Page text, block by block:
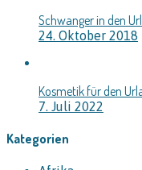
Schwanger in den
24. Oktober 2018
Kosmetik für den
7. Juli 2022
Kategorien